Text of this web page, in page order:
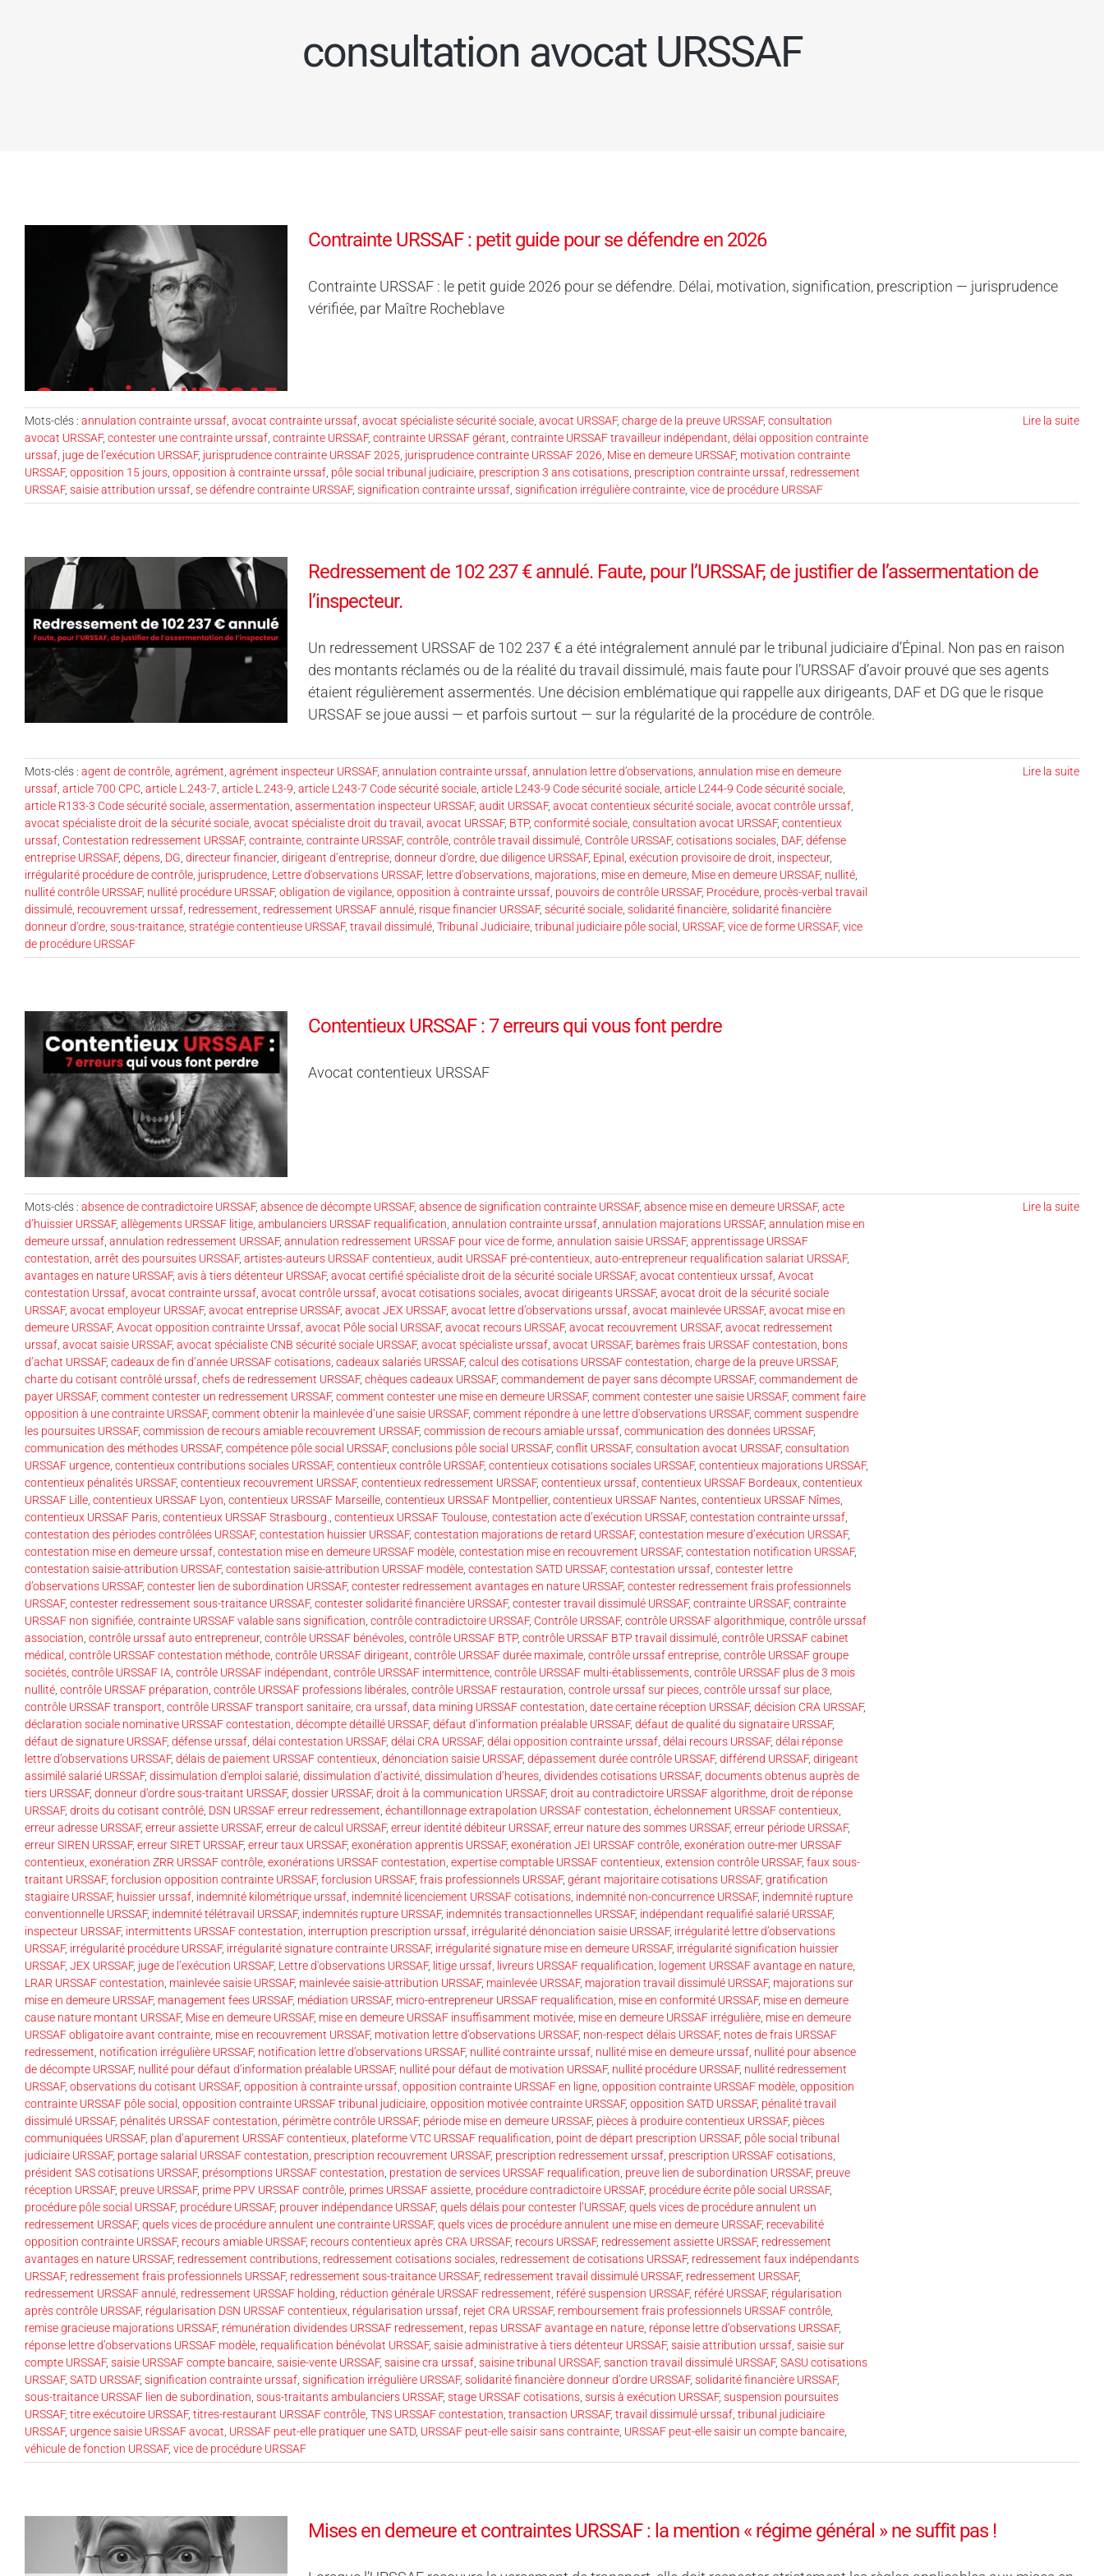
consultation avocat URSSAF
Contrainte URSSAF : petit guide pour se défendre en 2026
Contrainte URSSAF : le petit guide 2026 pour se défendre. Délai, motivation, signification, prescription — jurisprudence
vérifiée, par Maître Rocheblave
Mots-clés : annulation contrainte urssaf avocat contrainte urssaf avocat spécialiste sécurité sociale avocat URSSAF, charge de la preuve URSSAF, consultation
avocat URSSAF, contester une contrainte urssaf contrainte URSSAF, contrainte URSSAF gérant contrainte URSSAF travailleur indépendant délai opposition contrainte
urssaf juge de l’exécution URSSAF, jurisprudence contrainte URSSAF 2025 jurisprudence contrainte URSSAF 2026 Mise en demeure URSSAF, motivation contrainte
URSSAF, opposition 15 jours opposition à contrainte urssaf pôle social tribunal judiciaire prescription 3 ans cotisations prescription contrainte urssaf redressement
URSSAF, saisie attribution urssaf se défendre contrainte URSSAF, signification contrainte urssaf signification irrégulière contrainte vice de procédure URSSAF
Lire la suite
Redressement de 102 237 € annulé. Faute, pour l’URSSAF, de justifier de l’assermentation de
l’inspecteur.
Un redressement URSSAF de 102 237 € a été intégralement annulé par le tribunal judiciaire d’Épinal. Non pas en raison
des montants réclamés ou de la réalité du travail dissimulé, mais faute pour l’URSSAF d’avoir prouvé que ses agents
étaient régulièrement assermentés. Une décision emblématique qui rappelle aux dirigeants, DAF et DG que le risque
URSSAF se joue aussi — et parfois surtout — sur la régularité de la procédure de contrôle.
Mots-clés : agent de contrôle agrément agrément inspecteur URSSAF, annulation contrainte urssaf annulation lettre d’observations annulation mise en demeure
urssaf article 700 CPC article L.243-7 article L.243-9 article L243-7 Code sécurité sociale article L243-9 Code sécurité sociale article L244-9 Code sécurité sociale
article R133-3 Code sécurité sociale assermentation assermentation inspecteur URSSAF, audit URSSAF, avocat contentieux sécurité sociale avocat contrôle urssaf
avocat spécialiste droit de la sécurité sociale avocat spécialiste droit du travail avocat URSSAF, BTP, conformité sociale consultation avocat URSSAF, contentieux
urssaf Contestation redressement URSSAF, contrainte contrainte URSSAF, contrôle contrôle travail dissimulé Contrôle URSSAF, cotisations sociales DAF, défense
entreprise URSSAF, dépens DG directeur financier, dirigeant d’entreprise donneur d'ordre due diligence URSSAF, Epinal exécution provisoire de droit inspecteur,
irrégularité procédure de contrôle jurisprudence Lettre d'observations URSSAF, lettre d'observations majorations mise en demeure Mise en demeure URSSAF, nullité
nullité contrôle URSSAF, nullité procédure URSSAF, obligation de vigilance opposition à contrainte urssaf pouvoirs de contrôle URSSAF, Procédure procès-verbal travail
dissimulé recouvrement urssaf redressement redressement URSSAF annulé risque financier URSSAF, sécurité sociale solidarité financière solidarité financière
donneur d'ordre sous-traitance stratégie contentieuse URSSAF, travail dissimulé Tribunal Judiciaire tribunal judiciaire pôle social URSSAF, vice de forme URSSAF, vice
de procédure URSSAF
Lire la suite
Contentieux URSSAF : 7 erreurs qui vous font perdre
Avocat contentieux URSSAF
Mots-clés : absence de contradictoire URSSAF, absence de décompte URSSAF, absence de signification contrainte URSSAF, absence mise en demeure URSSAF, acte
d’huissier URSSAF, allègements URSSAF litige ambulanciers URSSAF requalification annulation contrainte urssaf annulation majorations URSSAF, annulation mise en
demeure urssaf annulation redressement URSSAF, annulation redressement URSSAF pour vice de forme annulation saisie URSSAF, apprentissage URSSAF
contestation arrêt des poursuites URSSAF, artistes-auteurs URSSAF contentieux audit URSSAF pré-contentieux auto-entrepreneur requalification salariat URSSAF,
avantages en nature URSSAF, avis à tiers détenteur URSSAF, avocat certifié spécialiste droit de la sécurité sociale URSSAF, avocat contentieux urssaf Avocat
contestation Urssaf avocat contrainte urssaf avocat contrôle urssaf avocat cotisations sociales avocat dirigeants URSSAF, avocat droit de la sécurité sociale
URSSAF, avocat employeur URSSAF, avocat entreprise URSSAF, avocat JEX URSSAF, avocat lettre d’observations urssaf avocat mainlevée URSSAF, avocat mise en
demeure URSSAF, Avocat opposition contrainte Urssaf avocat Pôle social URSSAF, avocat recours URSSAF, avocat recouvrement URSSAF, avocat redressement
urssaf avocat saisie URSSAF, avocat spécialiste CNB sécurité sociale URSSAF, avocat spécialiste urssaf avocat URSSAF, barèmes frais URSSAF contestation bons
d’achat URSSAF, cadeaux de fin d’année URSSAF cotisations cadeaux salariés URSSAF, calcul des cotisations URSSAF contestation charge de la preuve URSSAF,
charte du cotisant contrôlé urssaf chefs de redressement URSSAF, chèques cadeaux URSSAF, commandement de payer sans décompte URSSAF, commandement de
payer URSSAF, comment contester un redressement URSSAF, comment contester une mise en demeure URSSAF, comment contester une saisie URSSAF, comment faire
opposition à une contrainte URSSAF, comment obtenir la mainlevée d’une saisie URSSAF, comment répondre à une lettre d'observations URSSAF, comment suspendre
les poursuites URSSAF, commission de recours amiable recouvrement URSSAF, commission de recours amiable urssaf communication des données URSSAF,
communication des méthodes URSSAF, compétence pôle social URSSAF, conclusions pôle social URSSAF, conflit URSSAF, consultation avocat URSSAF, consultation
URSSAF urgence contentieux contributions sociales URSSAF, contentieux contrôle URSSAF, contentieux cotisations sociales URSSAF, contentieux majorations URSSAF,
contentieux pénalités URSSAF, contentieux recouvrement URSSAF, contentieux redressement URSSAF, contentieux urssaf contentieux URSSAF Bordeaux contentieux
URSSAF Lille contentieux URSSAF Lyon contentieux URSSAF Marseille contentieux URSSAF Montpellier, contentieux URSSAF Nantes contentieux URSSAF Nîmes
contentieux URSSAF Paris contentieux URSSAF Strasbourg. contentieux URSSAF Toulouse contestation acte d’exécution URSSAF, contestation contrainte urssaf
contestation des périodes contrôlées URSSAF, contestation huissier URSSAF, contestation majorations de retard URSSAF, contestation mesure d’exécution URSSAF,
contestation mise en demeure urssaf contestation mise en demeure URSSAF modèle contestation mise en recouvrement URSSAF, contestation notification URSSAF,
contestation saisie-attribution URSSAF, contestation saisie-attribution URSSAF modèle contestation SATD URSSAF, contestation urssaf contester lettre
d’observations URSSAF, contester lien de subordination URSSAF, contester redressement avantages en nature URSSAF, contester redressement frais professionnels
URSSAF, contester redressement sous-traitance URSSAF, contester solidarité financière URSSAF, contester travail dissimulé URSSAF, contrainte URSSAF, contrainte
URSSAF non signifiée contrainte URSSAF valable sans signification contrôle contradictoire URSSAF, Contrôle URSSAF, contrôle URSSAF algorithmique contrôle urssaf
association contrôle urssaf auto entrepreneur, contrôle URSSAF bénévoles contrôle URSSAF BTP, contrôle URSSAF BTP travail dissimulé contrôle URSSAF cabinet
médical contrôle URSSAF contestation méthode contrôle URSSAF dirigeant contrôle URSSAF durée maximale contrôle urssaf entreprise contrôle URSSAF groupe
sociétés contrôle URSSAF IA contrôle URSSAF indépendant contrôle URSSAF intermittence contrôle URSSAF multi-établissements contrôle URSSAF plus de 3 mois
nullité contrôle URSSAF préparation contrôle URSSAF professions libérales contrôle URSSAF restauration controle urssaf sur pieces contrôle urssaf sur place
contrôle URSSAF transport contrôle URSSAF transport sanitaire cra urssaf data mining URSSAF contestation date certaine réception URSSAF, décision CRA URSSAF,
déclaration sociale nominative URSSAF contestation décompte détaillé URSSAF, défaut d’information préalable URSSAF, défaut de qualité du signataire URSSAF,
défaut de signature URSSAF, défense urssaf délai contestation URSSAF, délai CRA URSSAF, délai opposition contrainte urssaf délai recours URSSAF, délai réponse
lettre d’observations URSSAF, délais de paiement URSSAF contentieux dénonciation saisie URSSAF, dépassement durée contrôle URSSAF, différend URSSAF, dirigeant
assimilé salarié URSSAF, dissimulation d'emploi salarié dissimulation d’activité dissimulation d’heures dividendes cotisations URSSAF, documents obtenus auprès de
tiers URSSAF, donneur d’ordre sous-traitant URSSAF, dossier URSSAF, droit à la communication URSSAF, droit au contradictoire URSSAF algorithme droit de réponse
URSSAF, droits du cotisant contrôlé DSN URSSAF erreur redressement échantillonnage extrapolation URSSAF contestation échelonnement URSSAF contentieux
erreur adresse URSSAF, erreur assiette URSSAF, erreur de calcul URSSAF, erreur identité débiteur URSSAF, erreur nature des sommes URSSAF, erreur période URSSAF,
erreur SIREN URSSAF, erreur SIRET URSSAF, erreur taux URSSAF, exonération apprentis URSSAF, exonération JEI URSSAF contrôle exonération outre-mer URSSAF
contentieux exonération ZRR URSSAF contrôle exonérations URSSAF contestation expertise comptable URSSAF contentieux extension contrôle URSSAF, faux sous-
traitant URSSAF, forclusion opposition contrainte URSSAF, forclusion URSSAF, frais professionnels URSSAF, gérant majoritaire cotisations URSSAF, gratification
stagiaire URSSAF, huissier urssaf indemnité kilométrique urssaf indemnité licenciement URSSAF cotisations indemnité non-concurrence URSSAF, indemnité rupture
conventionnelle URSSAF, indemnité télétravail URSSAF, indemnités rupture URSSAF, indemnités transactionnelles URSSAF, indépendant requalifié salarié URSSAF,
inspecteur URSSAF, intermittents URSSAF contestation interruption prescription urssaf irrégularité dénonciation saisie URSSAF, irrégularité lettre d’observations
URSSAF, irrégularité procédure URSSAF, irrégularité signature contrainte URSSAF, irrégularité signature mise en demeure URSSAF, irrégularité signification huissier
URSSAF, JEX URSSAF, juge de l’exécution URSSAF, Lettre d'observations URSSAF, litige urssaf livreurs URSSAF requalification logement URSSAF avantage en nature
LRAR URSSAF contestation mainlevée saisie URSSAF, mainlevée saisie-attribution URSSAF, mainlevée URSSAF, majoration travail dissimulé URSSAF, majorations sur
mise en demeure URSSAF, management fees URSSAF, médiation URSSAF, micro-entrepreneur URSSAF requalification mise en conformité URSSAF, mise en demeure
cause nature montant URSSAF, Mise en demeure URSSAF, mise en demeure URSSAF insuffisamment motivée mise en demeure URSSAF irrégulière mise en demeure
URSSAF obligatoire avant contrainte mise en recouvrement URSSAF, motivation lettre d’observations URSSAF, non-respect délais URSSAF, notes de frais URSSAF
redressement notification irrégulière URSSAF, notification lettre d’observations URSSAF, nullité contrainte urssaf nullité mise en demeure urssaf nullité pour absence
de décompte URSSAF, nullité pour défaut d’information préalable URSSAF, nullité pour défaut de motivation URSSAF, nullité procédure URSSAF, nullité redressement
URSSAF, observations du cotisant URSSAF, opposition à contrainte urssaf opposition contrainte URSSAF en ligne opposition contrainte URSSAF modèle opposition
contrainte URSSAF pôle social opposition contrainte URSSAF tribunal judiciaire opposition motivée contrainte URSSAF, opposition SATD URSSAF, pénalité travail
dissimulé URSSAF, pénalités URSSAF contestation périmètre contrôle URSSAF, période mise en demeure URSSAF, pièces à produire contentieux URSSAF, pièces
communiquées URSSAF, plan d’apurement URSSAF contentieux plateforme VTC URSSAF requalification point de départ prescription URSSAF, pôle social tribunal
judiciaire URSSAF, portage salarial URSSAF contestation prescription recouvrement URSSAF, prescription redressement urssaf prescription URSSAF cotisations
président SAS cotisations URSSAF, présomptions URSSAF contestation prestation de services URSSAF requalification preuve lien de subordination URSSAF, preuve
réception URSSAF, preuve URSSAF, prime PPV URSSAF contrôle primes URSSAF assiette procédure contradictoire URSSAF, procédure écrite pôle social URSSAF,
procédure pôle social URSSAF, procédure URSSAF, prouver indépendance URSSAF, quels délais pour contester l’URSSAF, quels vices de procédure annulent un
redressement URSSAF, quels vices de procédure annulent une contrainte URSSAF, quels vices de procédure annulent une mise en demeure URSSAF, recevabilité
opposition contrainte URSSAF, recours amiable URSSAF, recours contentieux après CRA URSSAF, recours URSSAF, redressement assiette URSSAF, redressement
avantages en nature URSSAF, redressement contributions redressement cotisations sociales redressement de cotisations URSSAF, redressement faux indépendants
URSSAF, redressement frais professionnels URSSAF, redressement sous-traitance URSSAF, redressement travail dissimulé URSSAF, redressement URSSAF,
redressement URSSAF annulé redressement URSSAF holding réduction générale URSSAF redressement référé suspension URSSAF, référé URSSAF, régularisation
après contrôle URSSAF, régularisation DSN URSSAF contentieux régularisation urssaf rejet CRA URSSAF, remboursement frais professionnels URSSAF contrôle
remise gracieuse majorations URSSAF, rémunération dividendes URSSAF redressement repas URSSAF avantage en nature réponse lettre d’observations URSSAF,
réponse lettre d’observations URSSAF modèle requalification bénévolat URSSAF, saisie administrative à tiers détenteur URSSAF, saisie attribution urssaf saisie sur
compte URSSAF, saisie URSSAF compte bancaire saisie-vente URSSAF, saisine cra urssaf saisine tribunal URSSAF, sanction travail dissimulé URSSAF, SASU cotisations
URSSAF, SATD URSSAF, signification contrainte urssaf signification irrégulière URSSAF, solidarité financière donneur d’ordre URSSAF, solidarité financière URSSAF,
sous-traitance URSSAF lien de subordination sous-traitants ambulanciers URSSAF, stage URSSAF cotisations sursis à exécution URSSAF, suspension poursuites
URSSAF, titre exécutoire URSSAF, titres-restaurant URSSAF contrôle TNS URSSAF contestation transaction URSSAF, travail dissimulé urssaf tribunal judiciaire
URSSAF, urgence saisie URSSAF avocat URSSAF peut-elle pratiquer une SATD, URSSAF peut-elle saisir sans contrainte URSSAF peut-elle saisir un compte bancaire
véhicule de fonction URSSAF, vice de procédure URSSAF
Lire la suite
Mises en demeure et contraintes URSSAF : la mention « régime général » ne suffit pas !